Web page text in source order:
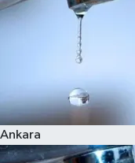
Ankara